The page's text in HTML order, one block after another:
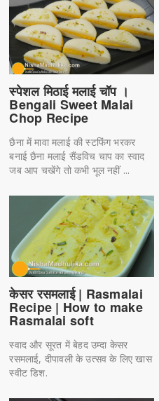
स्पेशल मिठाई मलाई चॉप ।
Bengali Sweet Malai
Chop Recipe
छैना में मावा मलाई की स्टफिंग भरकर
बनाई छैना मलाई सैंडविच चाप का स्वाद
जब आप चखेंगे तो कभी भूल नहीं ...
केसर रसमलाई | Rasmalai
Recipe | How to make
Rasmalai soft
स्वाद और सूरत में बेहद उम्दा केसर
रसमलाई, दीपावली के उत्सव के लिए खास
स्वीट डिश.